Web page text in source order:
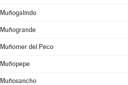
Muñogalindo
Muñogrande
Muñomer del Peco
Muñopepe
Muñosancho